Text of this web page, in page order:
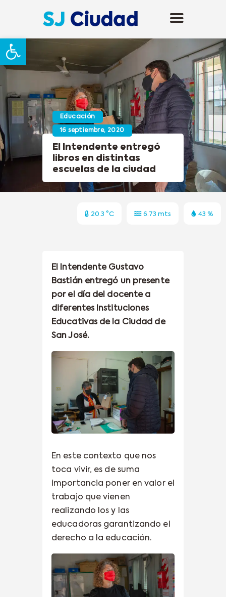
Abrir barra de herramientas
Educación
16 septiembre, 2020
El Intendente entregó
libros en distintas
escuelas de la ciudad
20.3 °C 6.73 mts 43 %
El Intendente Gustavo
Bastián entregó un presente
por el día del docente a
diferentes Instituciones
Educativas de la Ciudad de
San José.
En este contexto que nos
toca vivir, es de suma
importancia poner en valor el
trabajo que vienen
realizando los y las
educadoras garantizando el
derecho a la educación.